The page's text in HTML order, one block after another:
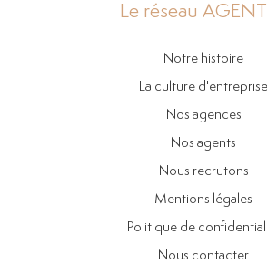
Le réseau
Notre histoire
La culture d'entreprise
Nos agences
Nos agents
Nous recrutons
Mentions légales
Politique de
Nous contacter